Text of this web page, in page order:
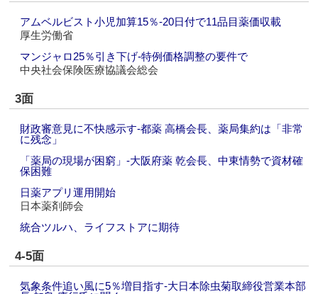
アムベルビスト小児加算15％‐20日付で11品目薬価収載
厚生労働省
マンジャロ25％引き下げ‐特例価格調整の要件で
中央社会保険医療協議会総会
3面
財政審意見に不快感示す‐都薬 高橋会長、薬局集約は「非常
に残念」
「薬局の現場が困窮」‐大阪府薬 乾会長、中東情勢で資材確
保困難
日薬アプリ運用開始
日本薬剤師会
統合ツルハ、ライフストアに期待
4-5面
気象条件追い風に5％増目指す‐大日本除虫菊取締役営業本部